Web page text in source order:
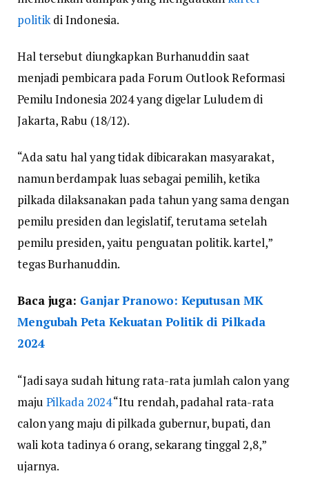
politikdi Indonesia.
Hal tersebut diungkapkan Burhanuddin saat
menjadi pembicara pada Forum Outlook Reformasi
Pemilu Indonesia 2024 yang digelar Luludem di
Jakarta, Rabu (18/12).
“Ada satu hal yang tidak dibicarakan masyarakat,
namun berdampak luas sebagai pemilih, ketika
pilkada dilaksanakan pada tahun yang sama dengan
pemilu presiden dan legislatif, terutama setelah
pemilu presiden, yaitu penguatan politik. kartel,”
tegas Burhanuddin.
Baca juga: Ganjar Pranowo: Keputusan MK
Mengubah Peta Kekuatan Politik di Pilkada
2024
“Jadi saya sudah hitung rata-rata jumlah calon yang
maju Pilkada 2024“Itu rendah, padahal rata-rata
calon yang maju di pilkada gubernur, bupati, dan
wali kota tadinya 6 orang, sekarang tinggal 2,8,”
ujarnya.